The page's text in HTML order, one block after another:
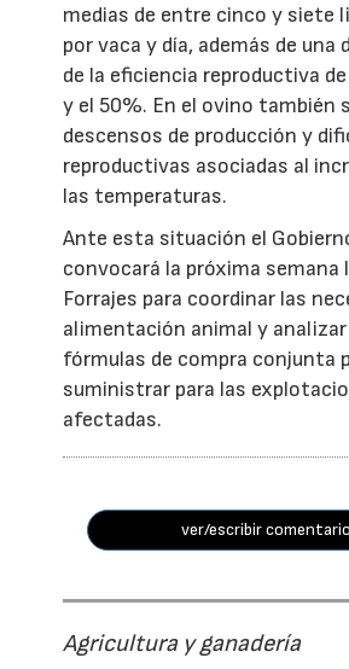
medias de entre cinco y siete
por vaca y día, además de una
de la eficiencia reproductiva
y el 50%. En el ovino también
descensos de producción y
reproductivas asociadas al
las temperaturas.
Ante esta situación el
convocará la próxima semana
Forrajes para coordinar las
alimentación animal y
fórmulas de compra conjunta
suministrar para las
afectadas.
ver/escribir
Agricultura y ganadería